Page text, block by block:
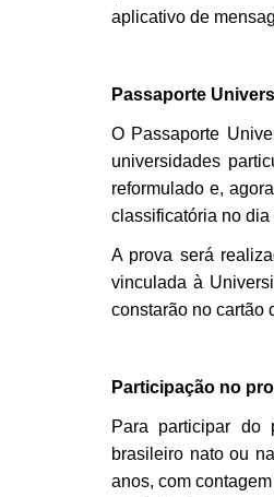
aplicativo de
Passaporte
O Passaporte
universidades
reformulado e,
classificatória no dia
A prova será
vinculada à
constarão no cartão
Participação no
Para participar do
brasileiro nato ou
anos, com